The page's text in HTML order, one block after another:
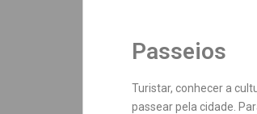
Passeios
Turistar, conhecer a
passear pela cidade.